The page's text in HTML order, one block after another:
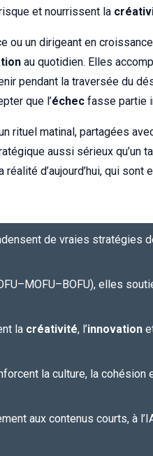
et nourrissent la
ou un dirigeant en
au quotidien. Elles
pendant la traversée du
que l’échec fasse partie
rituel matinal, partagées
aussi sérieux qu’un
d’aujourd’hui, qui sont
de vraies stratégies
elles
la créativité, l’innovation
la culture, la cohésion
aux contenus courts, à